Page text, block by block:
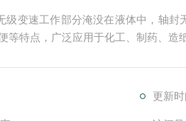
级变速工作部分淹没在液体中，轴封
等特点，广泛应用于化工、制药、造
更新